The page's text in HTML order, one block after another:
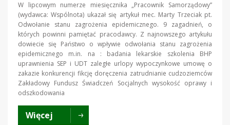
W lipcowym numerze miesięcznika „Pracownik Samorządowy”
(wydawca: Wspólnota) ukazał się artykuł mec. Marty Trzeciak pt.
Odwołanie stanu zagrożenia epidemicznego. 9 zagadnień, o
których powinni pamiętać pracodawcy. Z najnowszego artykułu
dowiecie się Państwo o wpływie odwołania stanu zagrożenia
epidemicznego m.in. na : badania lekarskie szkolenia BHP
uprawnienia SEP i UDT zaległe urlopy wypoczynkowe umowę o
zakazie konkurencji fikcję doręczenia zatrudnianie cudzoziemców
Zakładowy Fundusz Świadczeń Socjalnych wysokość oprawy i
odszkodowania
Więcej